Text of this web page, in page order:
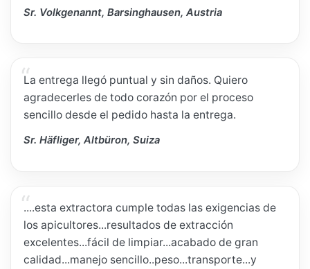
Sr. Volkgenannt, Barsinghausen, Austria
La entrega llegó puntual y sin daños. Quiero
agradecerles de todo corazón por el proceso
sencillo desde el pedido hasta la entrega.
Sr. Häfliger, Altbüron, Suiza
....esta extractora cumple todas las exigencias de
los apicultores...resultados de extracción
excelentes...fácil de limpiar...acabado de gran
calidad...manejo sencillo..peso...transporte...y